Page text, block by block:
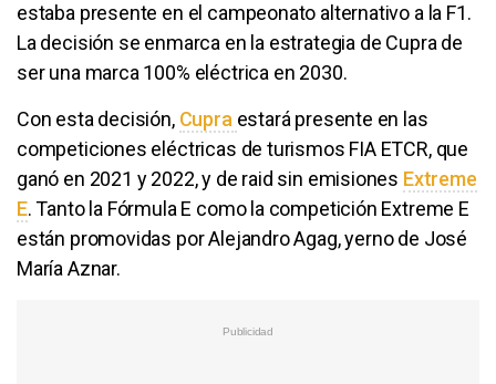
estaba presente en el campeonato alternativo a la F1.
La decisión se enmarca en la estrategia de Cupra de
ser una marca 100% eléctrica en 2030.
Con esta decisión, Cupra estará presente en las
competiciones eléctricas de turismos FIA ETCR, que
ganó en 2021 y 2022, y de raid sin emisiones Extreme
E. Tanto la Fórmula E como la competición Extreme E
están promovidas por Alejandro Agag, yerno de José
María Aznar.